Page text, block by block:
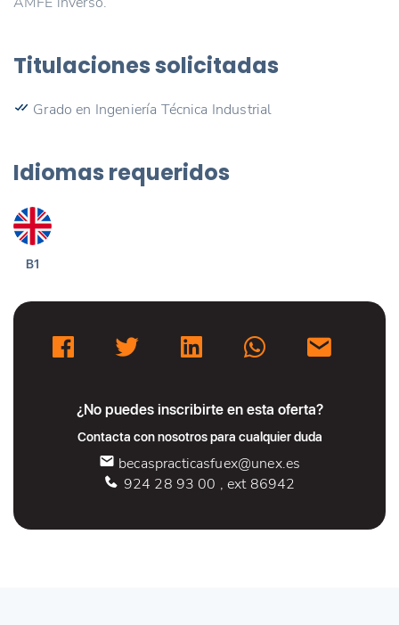
Titulaciones solicitadas
Grado en Ingeniería Técnica Industrial
Idiomas requeridos
B1
¿No puedes inscribirte en esta oferta?
Contacta con nosotros para cualquier duda
becaspracticasfuex@unex.es
924 28 93 00 , ext 86942